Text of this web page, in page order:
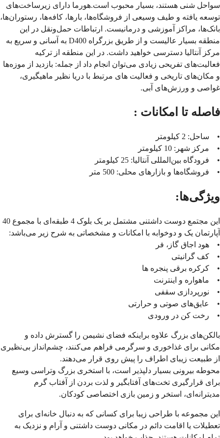
سواحل شنی هستند، بسیار محبوب است.هورما دارای زیرساخت‌های
توسعه یافته و طیف وسیعی از فروشگاه‌ها، بارها، کافه‌ها، رستوران‌ها،
بانک‌ها، مراکز آموزشی و درمانیست. ارتباطات حمل‌ونقل در این
منطقه بسیار عالیست و از طریق بزرگراه D400 به آسانی و سریع به
مرکز آنتالیا دسترسی خواهید داشت. در این منطقه از ترکیه
فعالیت‌های تفریحی زیادی می‌توان انجام داد از جمله: بازدید از موزه‌ها
و مکان‌های تاریخی و فعالیت های مرتبط با دریا نظیر ماهیگیری،
غواصی و ورزش‌های آبی.
فاصله تا امکانات :
• ساحل: 2 کیلومتر
• مرکز شهر: 10 کیلومتر
• فرودگاه بین‌المللی آنتالیا: 25 کیلومتر
• فروشگاه‌ها و بازارهای محلی: 500 متر
ویژگی‌ها:
این مجتمع دوست داشتنی مشتمل بر یک بلوک 4 طبقه‌ای با مجموع 40
آپارتمان یک و دوخوابه با امکانات و مشخصاتی به شرح زیر می‌باشد:
• هود اجاق گاز، فر
• کف گرانیتی
• کرکره برقی پنجره ها
• ماهواره و اینترنت
• نورپردازی سقفی
• عایق‌های صوتی و حرارتی
• رخت کن در ورودی
بالکن‌های بزرگ علاوه براینکه فضای نشیمن را گسترش داده و
مکانی برای غذاخوری و سرگرمی فراهم می‌کنند، چشم‌انداز بی‌نظیری
از طبیعت زیبای اطراف را پیش روی قرار می‌دهند.
محوطه بیرونی بسیار دلپذیر است، با استخری بزرگ وتراسی وسیع
برای قرار‌گیری تخت‌های آفتابگیر و لذت بردن از آفتاب گرم
مدیترانه‌ای، استخر و زمین بازی اختصاصی کودکان.
این مجموعه با طراحی زیبا برای کسانی که به دنبال خانه‌ای برای
تعطیلات یا اقامت دائم در مکانی دوست داشتنی و آرام و نزدیک به